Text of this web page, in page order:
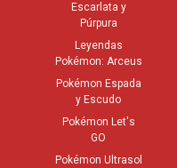
Escarlata y
Púrpura
Leyendas
Pokémon: Arceus
Pokémon Espada
y Escudo
Pokémon Let's
GO
Pokémon Ultrasol